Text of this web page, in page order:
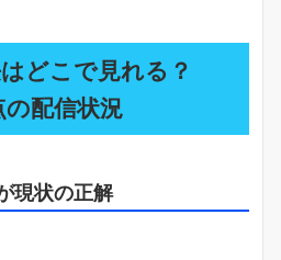
どこで見れる？
配信状況
現状の正解